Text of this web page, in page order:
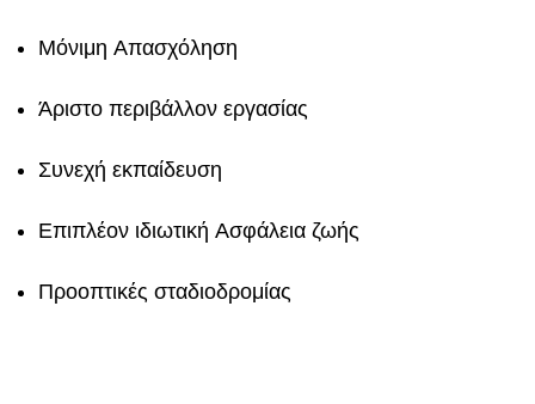
Μόνιμη Απασχόληση
Άριστο περιβάλλον εργασίας
Συνεχή εκπαίδευση
Επιπλέον ιδιωτική Ασφάλεια ζωής
Προοπτικές σταδιοδρομίας